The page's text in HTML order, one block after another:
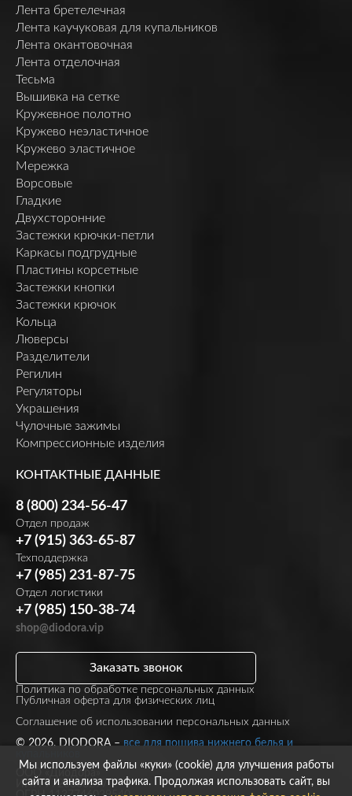
Лента бретелечная
Лента каучуковая для купальников
Лента окантовочная
Лента отделочная
Тесьма
Вышивка на сетке
Кружевное полотно
Кружево неэластичное
Кружево эластичное
Мережка
Ворсовые
Гладкие
Двухсторонние
Застежки крючки-петли
Каркасы подгрудные
Пластины корсетные
Застежки кнопки
Застежки крючок
Кольца
Люверсы
Разделители
Регилин
Регуляторы
Украшения
Чулочные зажимы
Компрессионные изделия
КОНТАКТНЫЕ ДАННЫЕ
8 (800) 234-56-47
Отдел продаж
+7 (915) 363-65-87
Техподдержка
+7 (985) 231-87-75
Отдел логистики
+7 (985) 150-38-74
shop@diodora.vip
Политика по обработке персональных данных
Публичная оферта для физических лиц
Заказать звонок
Соглашение об использовании персональных данных
© 2026, DIODORA –все для пошива нижнего белья и
ООО «Диодора»
ИНН 7723860297
Мы используем файлы «куки» (cookie) для улучшения работы
сайта и анализа трафика. Продолжая использовать сайт, вы